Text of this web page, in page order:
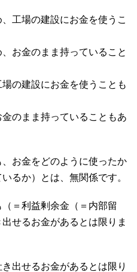
工場の建設にお金を使うこ
お金のまま持っていること
の建設にお金を使うことも
のまま持っていることもあ
お金をどのように使ったか
るか）とは、無関係です。
＝利益剰余金（＝内部留
せるお金があるとは限りま
出せるお金があるとは限り